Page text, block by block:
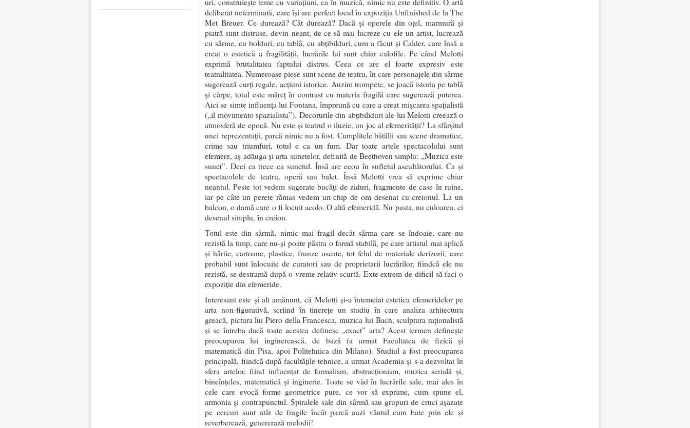
uri, construiește teme cu variațiuni, ca în muzică, nimic nu este definitiv. O artă
deliberat neterminată, care își are perfect locul în expoziția Unfinished de la The
Met Breuer. Ce durează? Cât durează? Dacă și operele din oțel, marmură și
piatră sunt distruse, devin neant, de ce să mai lucreze cu ele un artist, lucrează
cu sârme, cu bolduri, cu tablă, cu abțibilduri, cum a făcut și Calder, care însă a
creat o estetică a fragilității, lucrările lui sunt chiar calofile. Pe când Melotti
exprimă brutalitatea faptului distrus. Ceea ce are el foarte expresiv este
teatralitatea. Numeroase piese sunt scene de teatru, în care personajele din sârme
sugerează curți regale, acțiuni istorice. Auzim trompete, se joacă istoria pe tablă
și cârpe, totul este măreț în contrast cu materia fragilă care sugerează puterea.
Aici se simte influența lui Fontana, împreună cu care a creat mișcarea spațialistă
(„il movimento spazialista”). Decorurile din abțibiliduri ale lui Melotti creează o
atmosferă de epocă. Nu este și teatrul o iluzie, un joc al efemerității? La sfârșitul
unei reprezentații, parcă nimic nu a fost. Cumplitele bătălii sau scene dramatice,
crime sau triumfuri, totul e ca un fum. Dar toate artele spectacolului sunt
efemere, aș adăuga și arta sunetelor, definită de Beethoven simplu: „Muzica este
sunet”. Deci ea trece ca sunetul. Însă are ecou în sufletul ascultătorului. Ca și
spectacolele de teatru, operă sau balet. Însă Melotti vrea să exprime chiar
neantul. Peste tot vedem sugerate bucăți de ziduri, fragmente de case în ruine,
iar pe câte un perete rămas vedem un chip de om desenat cu creionul. La un
balcon, o damă care o fi locuit acolo. O altă efemeridă. Nu pasta, nu culoarea, ci
desenul simplu, în creion.
Totul este din sârmă, nimic mai fragil decât sârma care se îndoaie, care nu
rezistă la timp, care nu-și poate păstra o formă stabilă, pe care artistul mai aplică
și hârtie, cartoane, plastice, frunze uscate, tot felul de materiale derizorii, care
probabil sunt înlocuite de curatori sau de proprietarii lucrărilor, fiindcă ele nu
rezistă, se destramă după o vreme relativ scurtă. Exte extrem de dificil să faci o
expoziție din efemeride.
Interesant este și alt amănunt, că Melotti și-a întemeiat estetica efemeridelor pe
arta non-figurativă, scriind în tinerețe un studiu în care analiza arhitectura
greacă, pictura lui Piero della Francesca, muzica lui Bach, sculptura raționalistă
și se întreba dacă toate acestea definesc „exact” arta? Acest termen definește
preocuparea lui inginerească, de bază (a urmat Facultatea de fizică și
matematică din Pisa, apoi Politehnica din Milano). Studiul a fost preocuparea
principală, fiindcă după facultățile tehnice, a urmat Academia și s-a dezvoltat în
sfera artelor, fiind influențat de formalism, abstracționism, muzica serială și,
bineînțeles, matematică și inginerie. Toate se văd în lucrările sale, mai ales în
cele care evocă forme geometrice pure, ce vor să exprime, cum spune el,
armonia și contrapunctul. Spiralele sale din sârmă sau grupuri de cruci așazate
pe cercuri sunt atât de fragile încât parcă auzi vântul cum bate prin ele și
reverberează, genererază melodii!